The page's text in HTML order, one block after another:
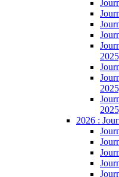
2026 :